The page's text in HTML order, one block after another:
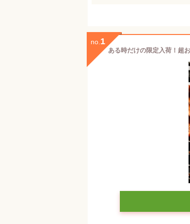
no. 1